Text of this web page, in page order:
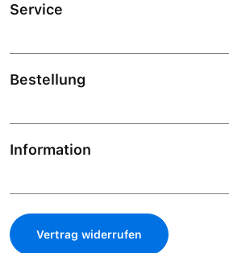
Service
Bestellung
Information
Vertrag widerrufen